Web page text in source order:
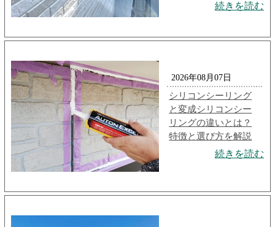
続きを読む
2026年08月07日
シリコンシーリング
と変成シリコンシー
リングの違いとは？
特徴と選び方を解説
続きを読む